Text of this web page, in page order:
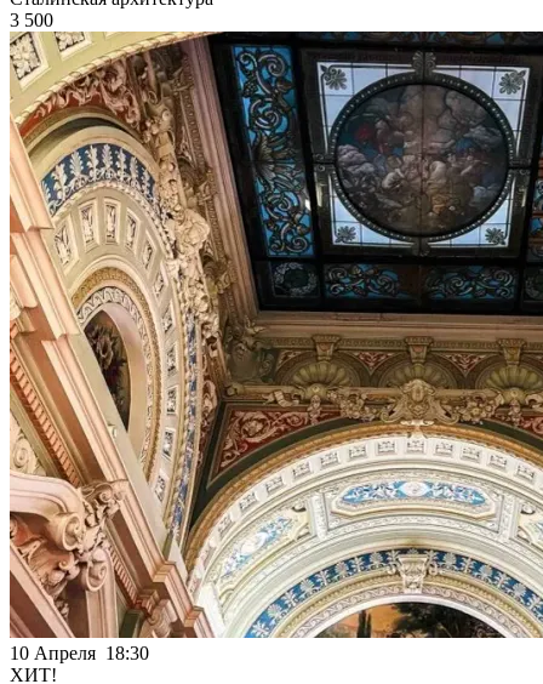
3 500
10 Апреля 18:30
ХИТ!